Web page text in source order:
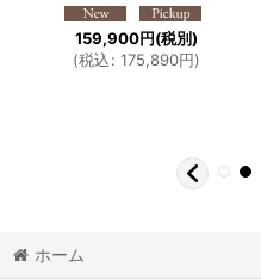
159,900円(税別)
(税込: 175,890円)
ホーム